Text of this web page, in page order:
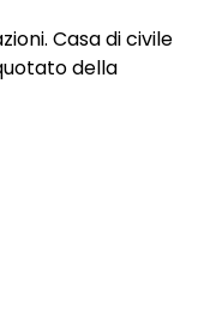
Casa di civile
della